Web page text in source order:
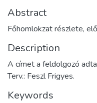
Abstract
Főhomlokzat részlete,
Description
A címet a feldolgozó
Terv.: Feszl Frigyes.
Keywords